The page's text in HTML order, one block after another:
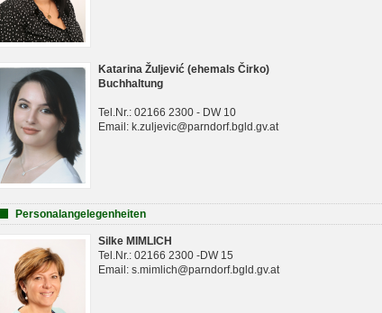
Katarina Žuljević (ehemals Čirko)
Buchhaltung
Tel.Nr.: 02166 2300 - DW 10
Email: k.zuljevic@parndorf.bgld.gv.at
Personalangelegenheiten
Silke MIMLICH
Tel.Nr.: 02166 2300 -DW 15
Email: s.mimlich@parndorf.bgld.gv.at